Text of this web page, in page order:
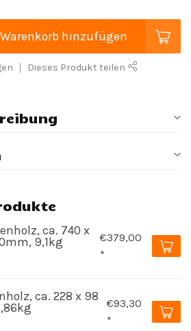
hinzufügen
Dieses Produkt teilen
ca. 740 x
9,1kg
€379,00
*
ca. 228 x 98
€93,30
*